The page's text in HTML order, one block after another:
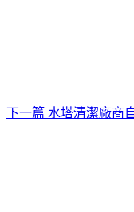
下一篇 水塔清潔廠商